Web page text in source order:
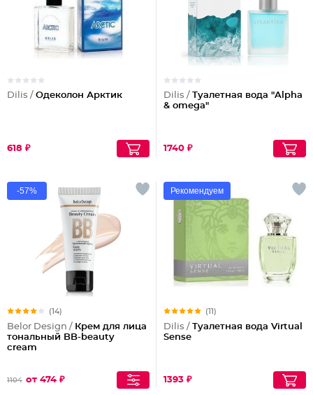
Dilis / Одеколон Арктик
618 ₽
Dilis / Туалетная вода "Alpha
& omega"
1740 ₽
-57%
(14)
Belor Design / Крем для лица
тональный BB-beauty
cream
1104 от 474 ₽
Рекомендуем
(11)
Dilis / Туалетная вода Virtual
Sense
1393 ₽